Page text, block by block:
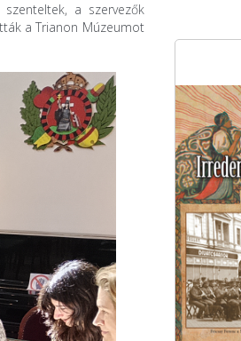
a szervezők
a Trianon Múzeumot